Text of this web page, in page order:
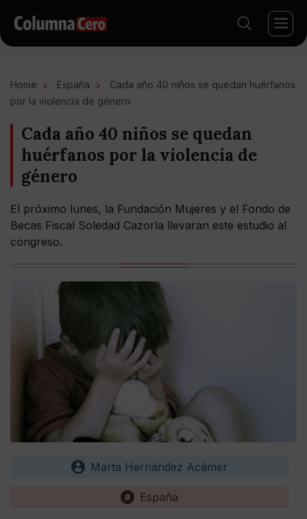
Home España
Cada año 40 niños se quedan huérfanos
por la violencia de género
Cada año 40 niños se quedan
huérfanos por la violencia de
género
El próximo lunes, la Fundación Mujeres y el Fondo de
Becas Fiscal Soledad Cazorla llevaran este estudio al
congreso.
Marta Hernández Acámer
España